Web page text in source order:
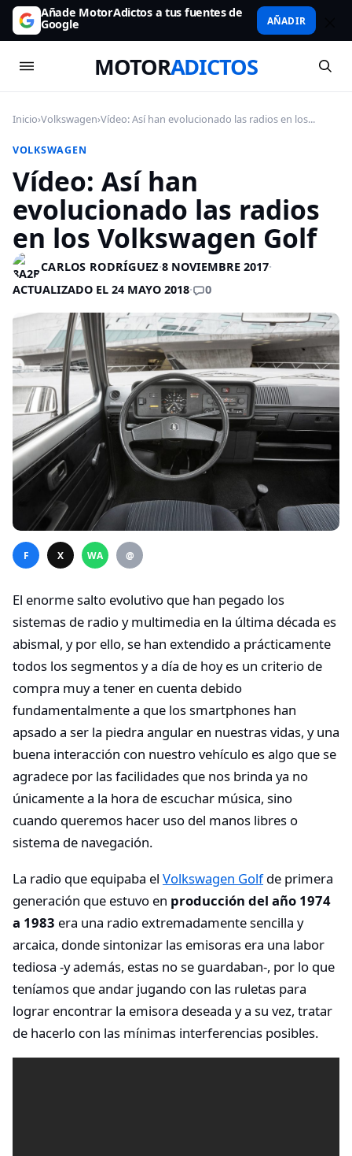
Añade MotorAdictos a tus fuentes de
Google AÑADIR
MOTORADICTOS
Inicio›Volkswagen›Vídeo: Así han evolucionado las radios en los...
VOLKSWAGEN
Vídeo: Así han
evolucionado las radios
en los Volkswagen Golf
CARLOS RODRÍGUEZ·8 NOVIEMBRE 2017·
ACTUALIZADO EL 24 MAYO 2018· 0
F X WA @
El enorme salto evolutivo que han pegado los
sistemas de radio y multimedia en la última década es
abismal, y por ello, se han extendido a prácticamente
todos los segmentos y a día de hoy es un criterio de
compra muy a tener en cuenta debido
fundamentalmente a que los smartphones han
apsado a ser la piedra angular en nuestras vidas, y una
buena interacción con nuestro vehículo es algo que se
agradece por las facilidades que nos brinda ya no
únicamente a la hora de escuchar música, sino
cuando queremos hacer uso del manos libres o
sistema de navegación.
La radio que equipaba el Volkswagen Golfde primera
generación que estuvo en producción del año 1974
a 1983 era una radio extremadamente sencilla y
arcaica, donde sintonizar las emisoras era una labor
tediosa -y además, estas no se guardaban-, por lo que
teníamos que andar jugando con las ruletas para
lograr encontrar la emisora deseada y a su vez, tratar
de hacerlo con las mínimas interferencias posibles.